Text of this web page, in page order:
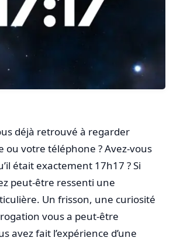
déjà retrouvé à regarder
ou votre téléphone ? Avez-vous
était exactement 17h17 ? Si
peut-être ressenti une
Un frisson, une curiosité
vous a peut-être
avez fait l’expérience d’une